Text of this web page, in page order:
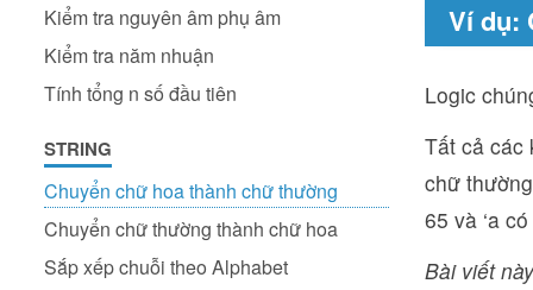
Kiểm tra nguyên âm phụ âm
Kiểm tra năm nhuận
Tính tổng n số đầu tiên
STRING
Chuyển chữ hoa thành chữ thường
Chuyển chữ thường thành chữ hoa
Sắp xếp chuỗi theo Alphabet
Ví dụ:
Logic
Tất cả các
chữ
65 và ‘a
Bài viết